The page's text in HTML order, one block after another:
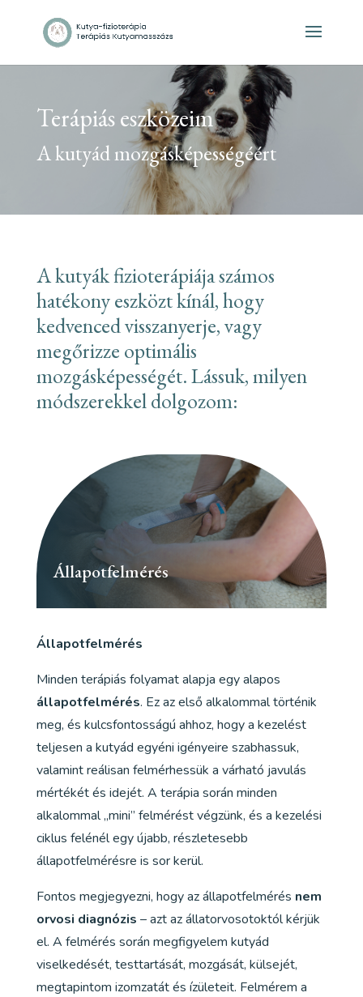
Terápiás eszközeim
A kutyád mozgásképességéért
A kutyák fizioterápiája számos
hatékony eszközt kínál, hogy
kedvenced visszanyerje, vagy
megőrizze optimális
mozgásképességét. Lássuk, milyen
módszerekkel dolgozom:
Állapotfelmérés
Állapotfelmérés
Minden terápiás folyamat alapja egy alapos
állapotfelmérés. Ez az első alkalommal történik
meg, és kulcsfontosságú ahhoz, hogy a kezelést
teljesen a kutyád egyéni igényeire szabhassuk,
valamint reálisan felmérhessük a várható javulás
mértékét és idejét. A terápia során minden
alkalommal „mini” felmérést végzünk, és a kezelési
ciklus felénél egy újabb, részletesebb
állapotfelmérésre is sor kerül.
Fontos megjegyezni, hogy az állapotfelmérés nem
orvosi diagnózis – azt az állatorvosotoktól kérjük
el. A felmérés során megfigyelem kutyád
viselkedését, testtartását, mozgását, külsejét,
megtapintom izomzatát és ízületeit. Felmérem a